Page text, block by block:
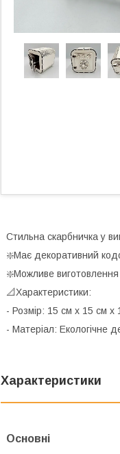
Стильна скарбничка у
❇️Має декоративний
❇️Можливе виготовлення
📐Характеристики:
- Розмір: 15 см х 15 см х
- Матеріал: Екологічне
Характеристики
Основні